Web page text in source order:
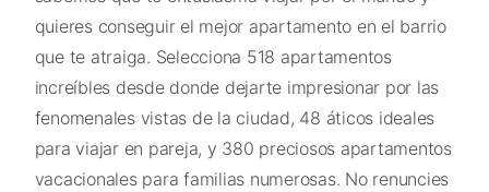
quieres conseguir el mejor apartamento en el barrio
que te atraiga. Selecciona 518 apartamentos
increíbles desde donde dejarte impresionar por las
fenomenales vistas de la ciudad, 48 áticos ideales
para viajar en pareja, y 380 preciosos apartamentos
vacacionales para familias numerosas. No renuncies